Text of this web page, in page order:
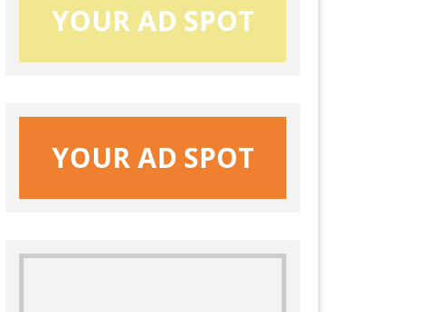
YOUR AD SPOT
YOUR AD SPOT